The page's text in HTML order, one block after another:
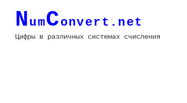
NumConvert.net
Цифры в различных системах счисления